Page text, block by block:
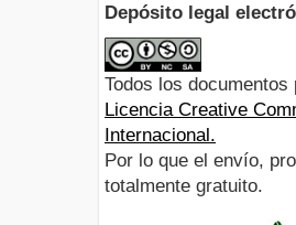
Depósito legal
Todos los
Licencia Creative
Internacional.
Por lo que el envío,
totalmente gratuito.